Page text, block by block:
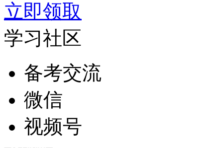
立即领取
学习社区
备考交流
微信
视频号